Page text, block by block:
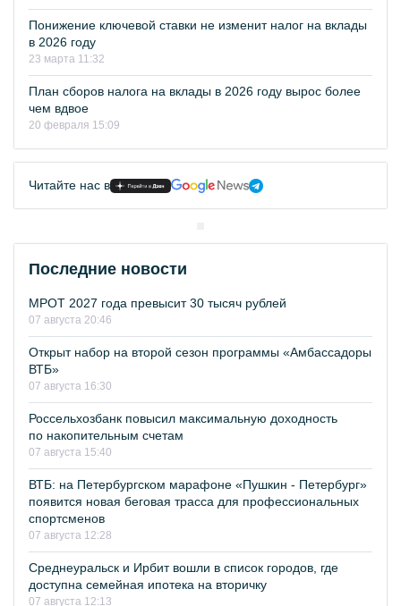
Понижение ключевой ставки не изменит налог на вклады
в 2026 году
23 марта 11:32
План сборов налога на вклады в 2026 году вырос более
чем вдвое
20 февраля 15:09
Читайте нас в
Последние новости
МРОТ 2027 года превысит 30 тысяч рублей
07 августа 20:46
Открыт набор на второй сезон программы «Амбассадоры
ВТБ»
07 августа 16:30
Россельхозбанк повысил максимальную доходность
по накопительным счетам
07 августа 15:40
ВТБ: на Петербургском марафоне «Пушкин - Петербург»
появится новая беговая трасса для профессиональных
спортсменов
07 августа 12:28
Среднеуральск и Ирбит вошли в список городов, где
доступна семейная ипотека на вторичку
07 августа 12:13